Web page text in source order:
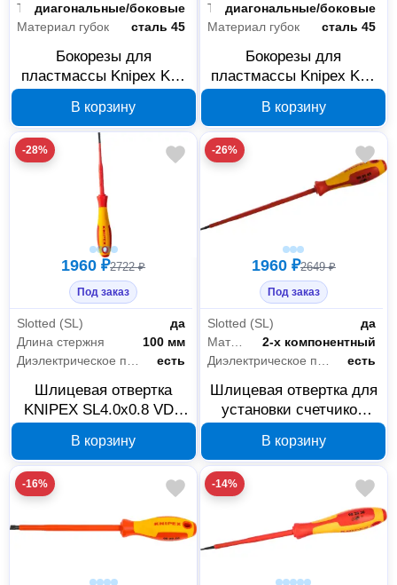
Ручной инструмент 311
Зажимной инструмент 3
Ключи 23
Отвертки 26
Типдиагональные/боковые
Материал губок
сталь 45
Бокорезы для
пластмассы Knipex KN-
В корзину
Типдиагональные/боковые
Материал губок
сталь 45
Бокорезы для
пластмассы Knipex KN-
В корзину
-28%
1960 ₽2722 ₽
Под заказ
Slotted (SL)
да
Длина стержня
100 мм
есть
Шлицевая отвертка
KNIPEX SL4.0x0.8 VDE
В корзину
-26%
1960 ₽2649 ₽
Под заказ
Slotted (SL)
да
Материал рукояти
2-х компонентный
есть
Шлицевая отвертка для
установки счетчиков
В корзину
-16% -14%